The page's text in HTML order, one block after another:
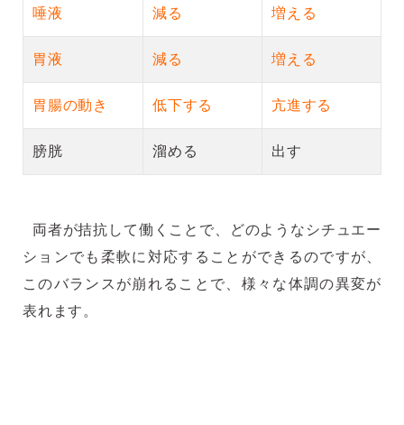
唾液 減る 増える
胃液 減る 増える
胃腸の動き 低下する 亢進する
膀胱 溜める 出す
両者が拮抗して働くことで、どのようなシチュエー
ションでも柔軟に対応することができるのですが、
このバランスが崩れることで、様々な体調の異変が
表れます。